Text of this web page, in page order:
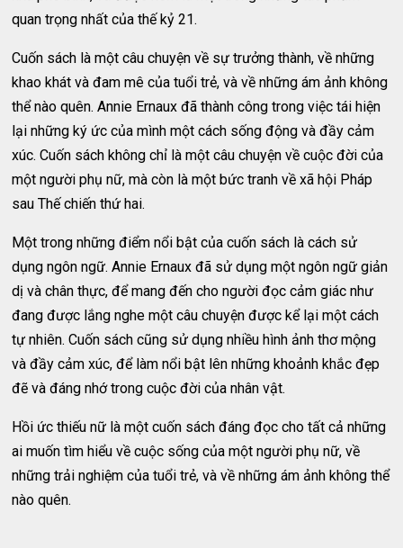
quan trọng nhất của thế kỷ 21.
Cuốn sách là một câu chuyện về sự trưởng thành, về những
khao khát và đam mê của tuổi trẻ, và về những ám ảnh không
thể nào quên. Annie Ernaux đã thành công trong việc tái hiện
lại những ký ức của mình một cách sống động và đầy cảm
xúc. Cuốn sách không chỉ là một câu chuyện về cuộc đời của
một người phụ nữ, mà còn là một bức tranh về xã hội Pháp
sau Thế chiến thứ hai.
Một trong những điểm nổi bật của cuốn sách là cách sử
dụng ngôn ngữ. Annie Ernaux đã sử dụng một ngôn ngữ giản
dị và chân thực, để mang đến cho người đọc cảm giác như
đang được lắng nghe một câu chuyện được kể lại một cách
tự nhiên. Cuốn sách cũng sử dụng nhiều hình ảnh thơ mộng
và đầy cảm xúc, để làm nổi bật lên những khoảnh khắc đẹp
đẽ và đáng nhớ trong cuộc đời của nhân vật.
Hồi ức thiếu nữ là một cuốn sách đáng đọc cho tất cả những
ai muốn tìm hiểu về cuộc sống của một người phụ nữ, về
những trải nghiệm của tuổi trẻ, và về những ám ảnh không thể
nào quên.